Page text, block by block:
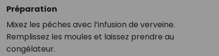
Préparation
Mixez les pêches avec l’infusion de verveine.
Remplissez les moules et laissez prendre au
congélateur.